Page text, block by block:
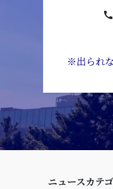
※出られ
ニュースカテ